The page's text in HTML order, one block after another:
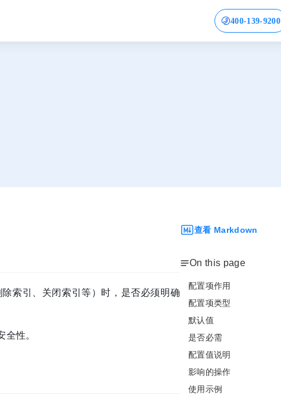
400-139-9200
索引、关闭索引等）时，是否必须明确
性。
查看 Markdown
On this page
配置项作用
配置项类型
默认值
是否必需
配置值说明
影响的操作
使用示例